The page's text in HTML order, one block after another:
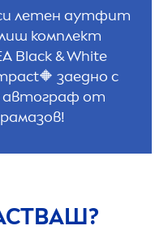
летен аутфит
комплект
Black&White
заедно с
автограф от